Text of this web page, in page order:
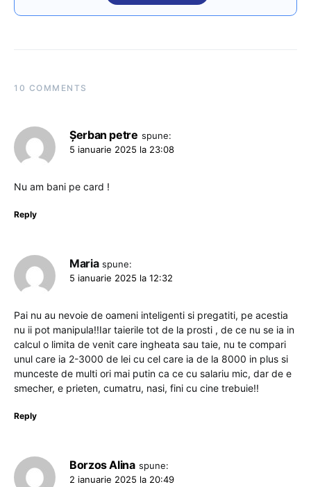
10 COMMENTS
Șerban petre spune:
5 ianuarie 2025 la 23:08
Nu am bani pe card !
Reply
Maria spune:
5 ianuarie 2025 la 12:32
Pai nu au nevoie de oameni inteligenti si pregatiti, pe acestia
nu ii pot manipula!!Iar taierile tot de la prosti , de ce nu se ia in
calcul o limita de venit care ingheata sau taie, nu te compari
unul care ia 2-3000 de lei cu cel care ia de la 8000 in plus si
munceste de multi ori mai putin ca ce cu salariu mic, dar de e
smecher, e prieten, cumatru, nasi, fini cu cine trebuie!!
Reply
Borzos Alina spune:
2 ianuarie 2025 la 20:49